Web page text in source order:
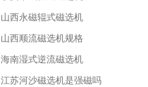
山西永磁辊式磁选机
山西顺流磁选机规格
海南湿式逆流磁选机
江苏河沙磁选机是强磁吗